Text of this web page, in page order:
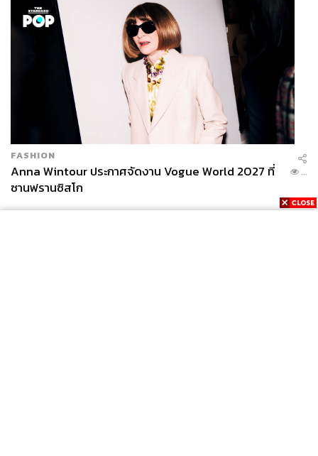
FASHION
Anna Wintour ประกาศจัดงาน Vogue World 2027 ที่
ซานฟรานซิสโก
...